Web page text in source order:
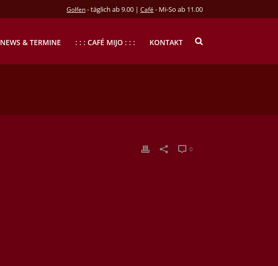
Golfen- täglich ab 9.00 | Café - Mi-So ab 11.00
NEWS & TERMINE : : : CAFÉ MIJO : : : KONTAKT
0